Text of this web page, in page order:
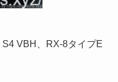
VBH、RX-8タイプE